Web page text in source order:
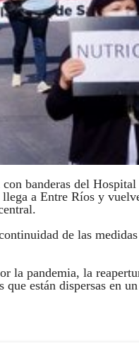
con banderas del
a Entre Ríos y
de las
la pandemia, la
que están dispersas en